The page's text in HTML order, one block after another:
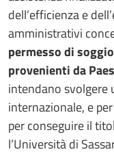
dell’efficienza e
amministrativi
permesso di
provenienti da
intendano svolgere
internazionale, e
per conseguire il
l’Università di